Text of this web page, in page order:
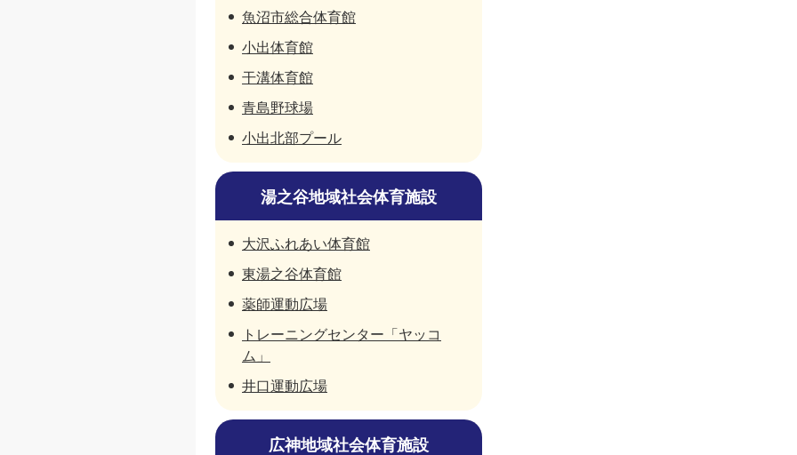
魚沼市総合体育館
小出体育館
干溝体育館
青島野球場
小出北部プール
湯之谷地域社会体育施設
大沢ふれあい体育館
東湯之谷体育館
薬師運動広場
トレーニングセンター「ヤッコ
ム」
井口運動広場
広神地域社会体育施設